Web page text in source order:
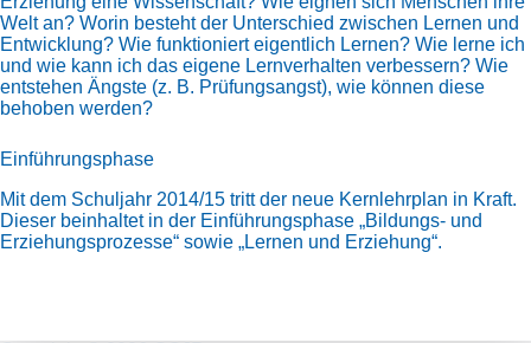
Welt an? Worin besteht der Unterschied zwischen Lernen und
Entwicklung? Wie funktioniert eigentlich Lernen? Wie lerne ich
und wie kann ich das eigene Lernverhalten verbessern? Wie
entstehen Ängste (z. B. Prüfungsangst), wie können diese
behoben werden?
Einführungsphase
Mit dem Schuljahr 2014/15 tritt der neue Kernlehrplan in Kraft.
Dieser beinhaltet in der Einführungsphase „Bildungs- und
Erziehungsprozesse“ sowie „Lernen und Erziehung“.